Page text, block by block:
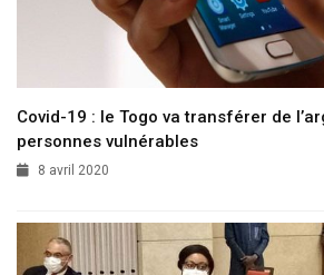
Covid-19 : le Togo va transférer de
personnes vulnérables
8 avril 2020